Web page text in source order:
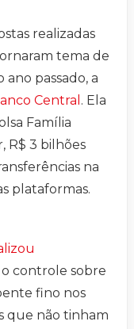
realizadas
tema de
passado, a
Central . Ela
Família
R$ 3 bilhões
na
plataformas.
controle sobre
fino nos
que não tinham